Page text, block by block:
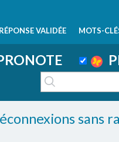
VALIDÉE MOTS-
sans